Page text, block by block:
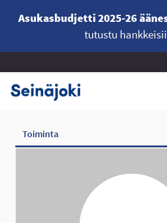
Asukasbudjetti 2025-26
tutustu
Toiminta